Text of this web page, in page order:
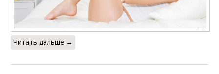
Читать дальше →